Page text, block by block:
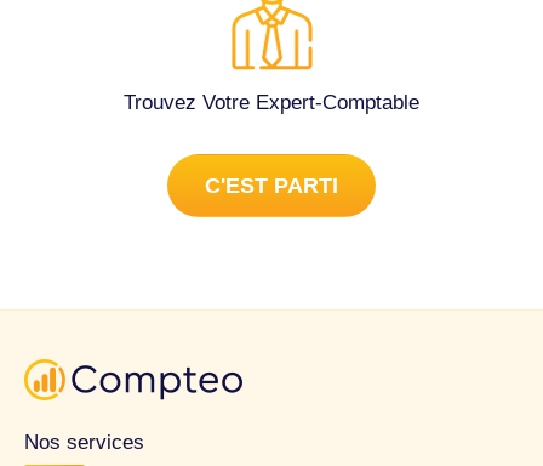
Trouvez Votre Expert-Comptable
C'EST PARTI
Nos services